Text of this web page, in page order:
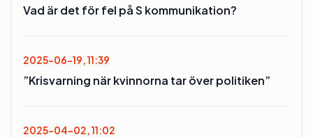
Vad är det för fel på S kommunikation?
2025-06-19, 11:39
”Krisvarning när kvinnorna tar över politiken”
2025-04-02, 11:02